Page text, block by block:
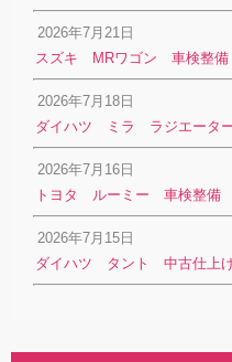
2026年7月21日
スズキ MRワゴン 車検整備
2026年7月18日
ダイハツ ミラ ラジエータ
2026年7月16日
トヨタ ルーミー 車検整備
2026年7月15日
ダイハツ タント 中古仕上